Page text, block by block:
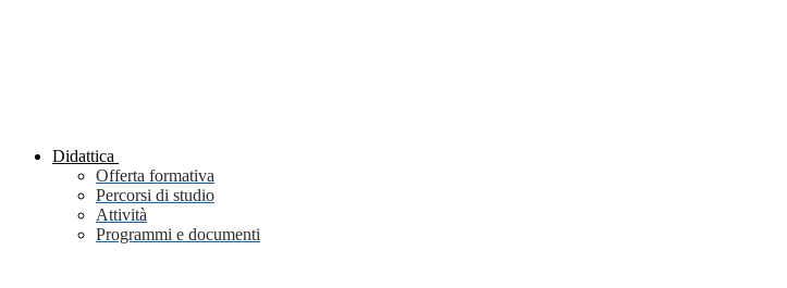
Didattica
Offerta formativa
Percorsi di studio
Attività
Programmi e documenti